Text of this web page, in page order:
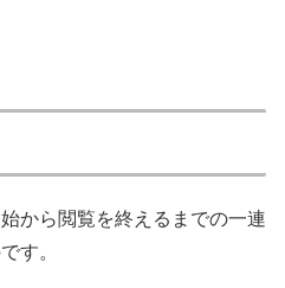
から閲覧を終えるまでの一連
す。